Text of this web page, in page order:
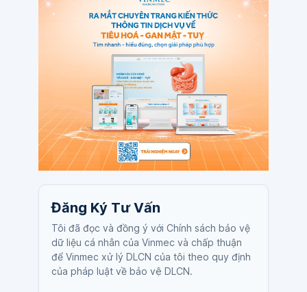
Đăng Ký Tư Vấn
Tôi đã đọc và đồng ý với Chính sách bảo vệ
dữ liệu cá nhân của Vinmec và chấp thuận
để Vinmec xử lý DLCN của tôi theo quy định
của pháp luật về bảo vệ DLCN.